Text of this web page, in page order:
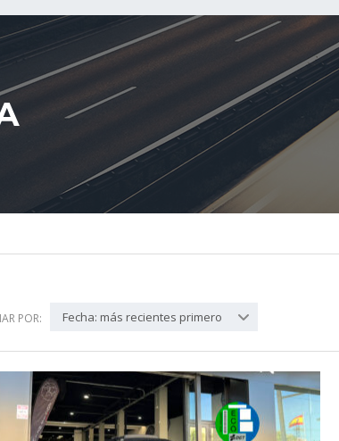
POR: Fecha: más recientes primero